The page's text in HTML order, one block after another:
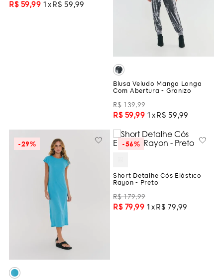
R$ 59,99 1 R$ 59 ,99
Blusa Veludo Manga Longa
Com Abertura - Granizo
R$ 139,99
R$ 59,99 1 R$ 59 ,99
-29% -56%
Short Detalhe Cós Elástico
Rayon - Preto
R$ 179,99
R$ 79,99 1 R$ 79 ,99